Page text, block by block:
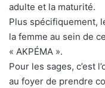
adulte et la maturité.
Plus spécifiquement,
la femme au sein de
« AKPÉMA ».
Pour les sages, c’est
au foyer de prendre